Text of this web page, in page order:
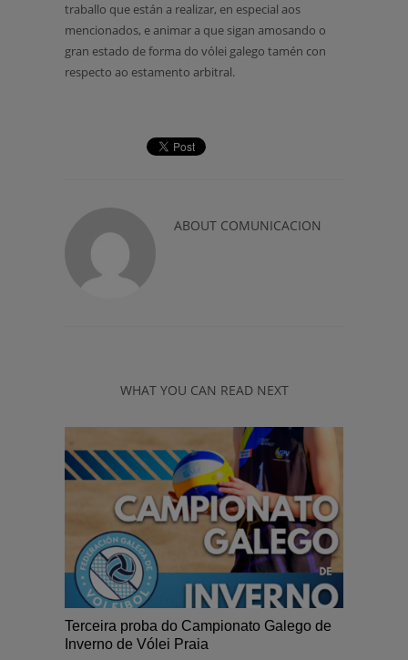
traballo que están a realizar, en especial aos
mencionados, e animar a que sigan amosando o
gran estado de forma do vólei galego tamén con
respecto ao estamento arbitral.
ABOUT COMUNICACION
WHAT YOU CAN READ NEXT
Terceira proba do Campionato Galego de
Inverno de Vólei Praia